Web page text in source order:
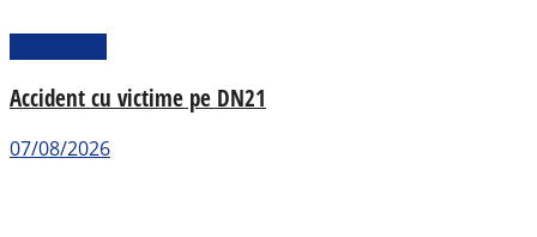
Accident cu victime pe DN21
07/08/2026